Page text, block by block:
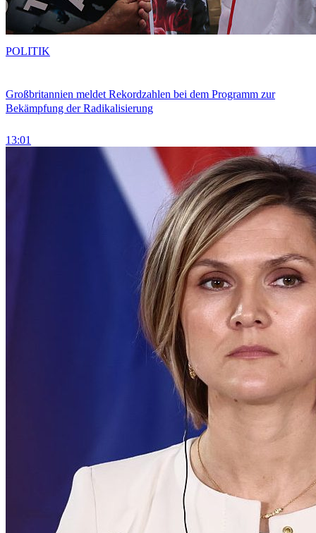
Großbritannien meldet Rekordzahlen bei dem Programm zur
Bekämpfung der Radikalisierung
13:01
POLITIK